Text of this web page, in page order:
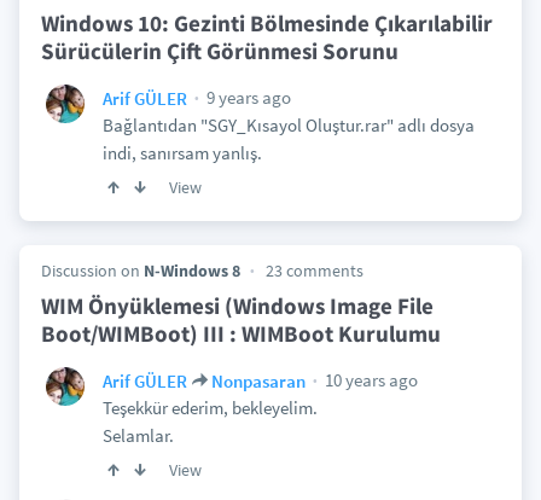
Windows 10: Gezinti Bölmesinde Çıkarılabilir
Sürücülerin Çift Görünmesi Sorunu
Arif GÜLER
9 years ago
Bağlantıdan "SGY_Kısayol Oluştur.rar" adlı dosya
indi, sanırsam yanlış.
View
Discussion on N-Windows 8 23 comments
WIM Önyüklemesi (Windows Image File
Boot/WIMBoot) III : WIMBoot Kurulumu
Arif GÜLER Nonpasaran
10 years ago
Teşekkür ederim, bekleyelim.
Selamlar.
View